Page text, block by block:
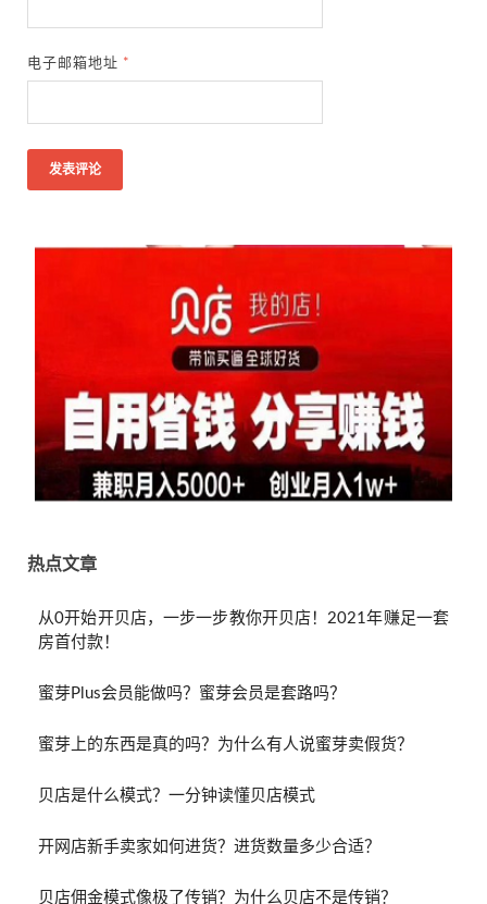
电子邮箱地址 *
热点文章
从0开始开贝店，一步一步教你开贝店！2021年赚足一套
房首付款！
蜜芽Plus会员能做吗？蜜芽会员是套路吗？
蜜芽上的东西是真的吗？为什么有人说蜜芽卖假货？
贝店是什么模式？一分钟读懂贝店模式
开网店新手卖家如何进货？进货数量多少合适？
贝店佣金模式像极了传销？为什么贝店不是传销？